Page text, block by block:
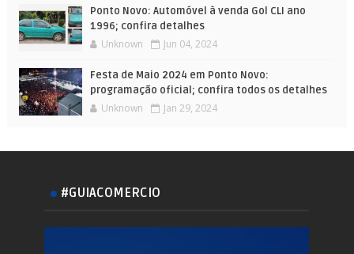
Ponto Novo: Automóvel à venda Gol CLI ano
1996; confira detalhes
Unknown Jun 04, 2024
Festa de Maio 2024 em Ponto Novo:
programação oficial; confira todos os detalhes
Unknown Jan 29, 2024
#GUIACOMERCIO